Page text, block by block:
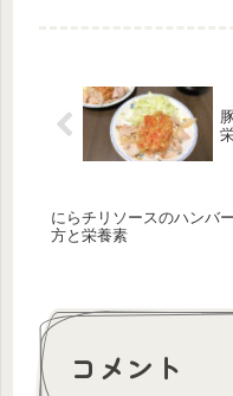
にらチリソースのハンバ
方と栄養素
コメント